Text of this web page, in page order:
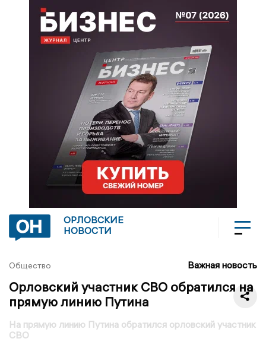
ОРЛОВСКИЕ
НОВОСТИ
Общество Важная новость
Орловский участник СВО обратился на
прямую линию Путина
На прямую линию Путина обратился орловский участник
СВО